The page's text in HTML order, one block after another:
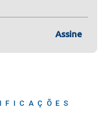
Assine